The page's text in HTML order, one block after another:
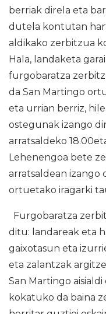
berriak direla eta
dutela kontutan
aldikako zerbitzua
Hala, landaketa
furgobaratza
da San Martingo
eta urrian berriz,
ostegunak izango
arratsaldeko
Lehenengoa bete
arratsaldean izango
ortuetako iragarki
Furgobaratza
ditu: landareak eta
gaixotasun eta
eta zalantzak
San Martingo
kokatuko da baina